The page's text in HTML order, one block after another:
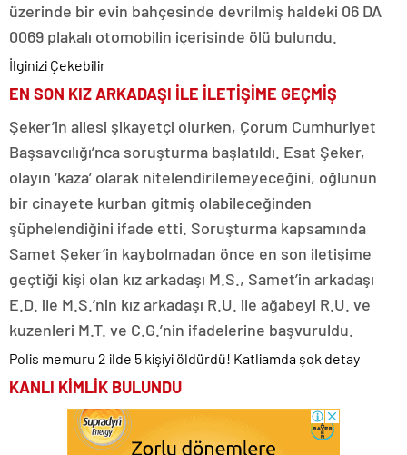
üzerinde bir evin bahçesinde devrilmiş haldeki 06 DA
0069 plakalı otomobilin içerisinde ölü bulundu.
İlginizi Çekebilir
EN SON KIZ ARKADAŞI İLE İLETİŞİME GEÇMİŞ
Şeker’in ailesi şikayetçi olurken, Çorum Cumhuriyet
Başsavcılığı’nca soruşturma başlatıldı. Esat Şeker,
olayın ‘kaza’ olarak nitelendirilemeyeceğini, oğlunun
bir cinayete kurban gitmiş olabileceğinden
şüphelendiğini ifade etti. Soruşturma kapsamında
Samet Şeker’in kaybolmadan önce en son iletişime
geçtiği kişi olan kız arkadaşı M.S., Samet’in arkadaşı
E.D. ile M.S.’nin kız arkadaşı R.U. ile ağabeyi R.U. ve
kuzenleri M.T. ve C.G.’nin ifadelerine başvuruldu.
Polis memuru 2 ilde 5 kişiyi öldürdü! Katliamda şok detay
KANLI KİMLİK BULUNDU